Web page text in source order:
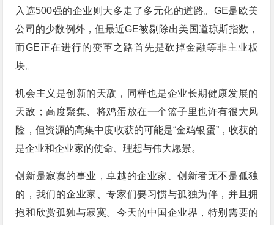
入选500强的企业则大多走了多元化的道路。GE是欧美
公司的少数例外，但最近GE被剔除出美国道琼斯指数，
而GE正在进行的变革之路首先是砍掉金融等非主业板
块。
机会主义是创新的天敌，同样也是企业长期健康发展的
天敌；高度聚集、将鸡蛋放在一个篮子里也许有很大风
险，但资源的高集中度收获的可能是“金鸡银蛋”，收获的
是企业和企业家的使命、理想与伟大愿景。
创新是寂寞的事业，卓越的企业家、创新者无不是孤独
的，我们的企业家、专家们要习惯与孤独为伴，并且拥
抱和欣赏孤独与寂寞。今天的中国企业界，特别需要的